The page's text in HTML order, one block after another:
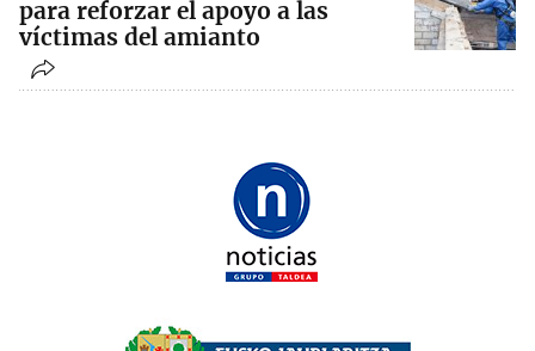
para reforzar el apoyo a las
víctimas del amianto